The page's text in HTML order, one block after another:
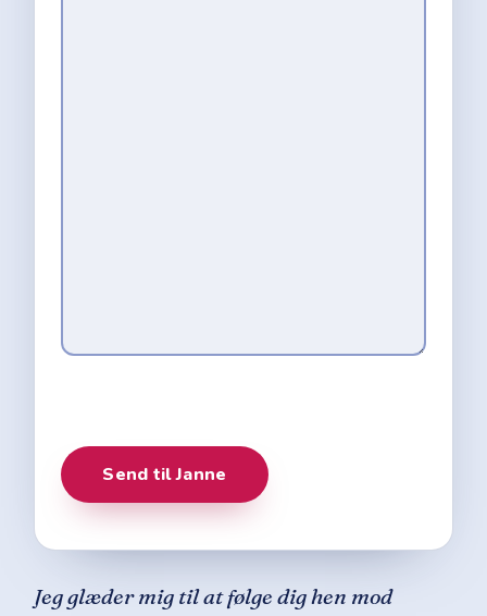
Send til Janne
Jeg glæder mig til at følge dig hen mod